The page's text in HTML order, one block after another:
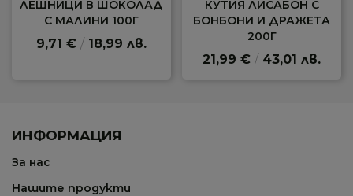
ЛЕШНИЦИ В ШОКОЛАД
С МАЛИНИ 100Г
9,71 € / 18,99 лв.
КУТИЯ ЛИСАБОН С
БОНБОНИ И ДРАЖЕТА
200Г
21,99 € / 43,01 лв.
ИНФОРМАЦИЯ
За нас
Нашите продукти